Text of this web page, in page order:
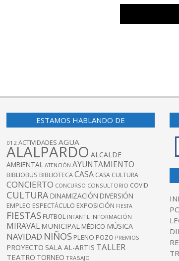
ESTAMOS HABLANDO DE
012 ACTIVIDADES AGUA
ALALPARDO ALCALDE
AMBIENTAL ATENCIÓN AYUNTAMIENTO
BIBLIOBUS BIBLIOTECACASA CASA CULTURA
CONCIERTO CONCURSO CONSULTORIO COVID
CULTURA DINAMIZACIÓN DIVERSIÓN
EMPLEO ESPECTÁCULO EXPOSICIÓN FIESTA
FIESTAS FUTBOL INFANTIL INFORMACIÓN
MIRAVAL MUNICIPAL MÉDICO MÚSICA
NAVIDAD NIÑOS PLENO POZO PREMIOS
PROYECTO SALA AL-ARTIS TALLER
TEATRO TORNEO TRABAJO